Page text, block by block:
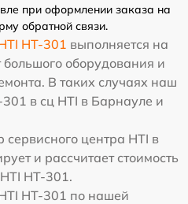
при оформлении заказа на
обратной связи.
HT-301 выполняется на
большого оборудования и
В таких случаях наш
301 в сц HTI в Барнауле и
центра HTI в
и рассчитает стоимость
HT-301.
HT-301 по нашей